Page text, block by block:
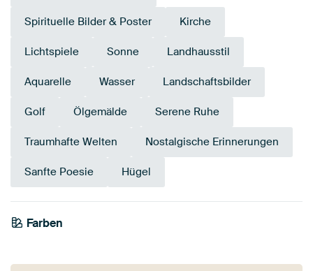
Spirituelle Bilder & Poster Kirche
Lichtspiele Sonne Landhausstil
Aquarelle Wasser Landschaftsbilder
Golf Ölgemälde Serene Ruhe
Traumhafte Welten Nostalgische Erinnerungen
Sanfte Poesie Hügel
Farben
Grau
Blau
Beige